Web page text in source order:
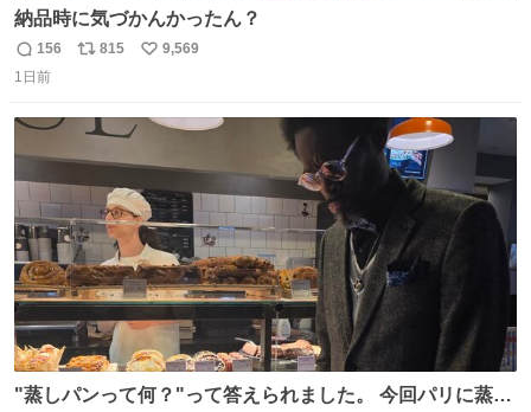
納品時に気づかんかったん？
返
信
156
リ
ト
数
815
い
9,569
1日前
"蒸しパンって何？"って答えられました。 今回パリに蒸し